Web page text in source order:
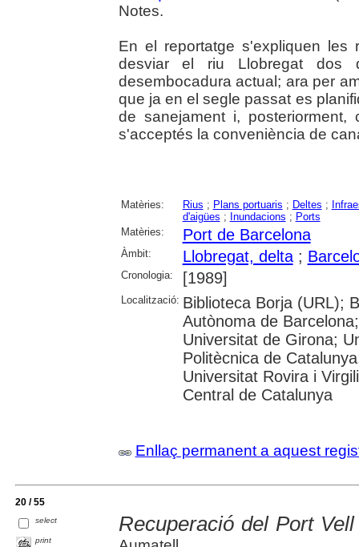
Notes.
En el reportatge s'expliquen
desviar el riu Llobregat dos
desembocadura actual; ara per
que ja en el segle passat es
de sanejament i,
s'acceptés la conveniència de
Matèries: Rius ; Plans portuaris ; Deltes ;
d'aigües ; Inundacions ; Ports
Matèries:
Port de Barcelona
Àmbit: Llobregat, delta;
Cronologia: [1989]
Localització: Biblioteca Borja (URL);
Autònoma de
Universitat de Girona;
Politècnica de
Universitat Rovira i
Central de Catalunya
Enllaç permanent a aquest
20 / 55
select
print
Recuperació del Port